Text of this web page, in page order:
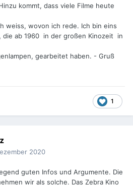
kommt, dass viele Filme heute
weiss, wovon ich rede. Ich bin eins
die ab 1960 in der großen Kinozeit in
gearbeitet haben. - Gruß
1
2020
guten Infos und Argumente. Die
wir als solche. Das Zebra Kino